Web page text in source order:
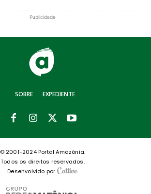
Publicidade
SOBRE EXPEDIENTE
© 2001-2024 Portal Amazônia.
Todos os direitos reservados.
Desenvolvido por